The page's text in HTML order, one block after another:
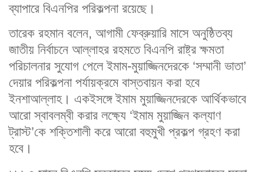
ব্যাপারে বিএনপির পরিকল্পনা রয়েছে।
তারেক রহমান বলেন, আগামী ফেব্রুয়ারি মাসে অনুষ্ঠিতব্য
জাতীয় নির্বাচনে আল্লাহর রহমতে বিএনপি রাষ্ট্র ক্ষমতা
পরিচালনার সুযোগ পেলে ইমাম-মুয়াজ্জিনদেরকে ‘সম্মানী ভাতা’
দেয়ার পরিকল্পনা পর্যায়ক্রমে বাস্তবায়ন করা হবে
ইনশাআল্লাহ। একইসঙ্গে ইমাম মুয়াজ্জিনদেরকে আর্থিকভাবে
আরো স্বাবলম্বী করার লক্ষ্যে ‘ইমাম মুয়াজ্জিন কল্যাণ
ট্রাস্ট’কে শক্তিশালী করে আরো বহুমুখী প্রকল্প গ্রহণ করা
হবে।